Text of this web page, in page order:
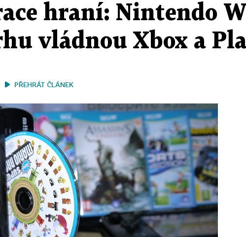
hraní: Nintendo
vládnou Xbox a
PŘEHRÁT ČLÁNEK